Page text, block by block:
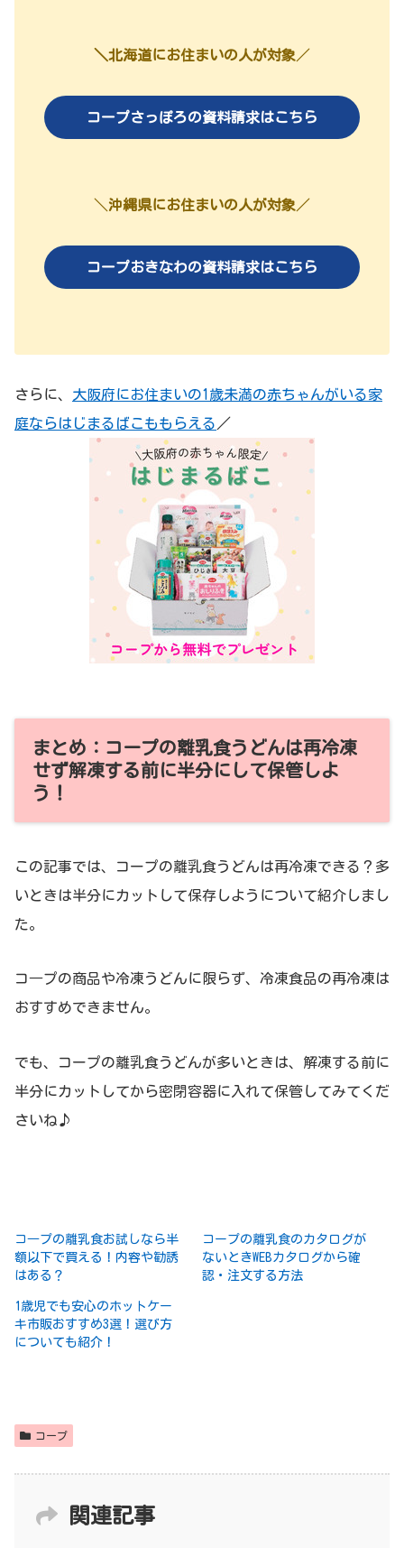
＼北海道にお住まいの人が対象 ／
コープさっぽろの資料請求はこちら
＼沖縄県にお住まいの人が対象／
コープおきなわの資料請求はこちら
さらに、 大阪府にお住まいの1歳未満の赤ちゃんがいる家
庭ならはじまるばこももらえる ／
まとめ：コープの離乳食うどんは再冷凍
せず解凍する前に半分にして保管しよ
う！
この記事では、コープの離乳食うどんは再冷凍できる？多
いときは半分にカットして保存しようについて紹介しまし
た。
コ―プの商品や冷凍うどんに限らず、冷凍食品の再冷凍は
おすすめできません。
でも、コープの離乳食うどんが多いときは、解凍する前に
半分にカットしてから密閉容器に入れて保管してみてくだ
さいね♪
コ―プの離乳食お試しなら半
額以下で買える！内容や勧誘
はある？
コープの離乳食のカタログが
ないときWEBカタログから確
認・注文する方法
1歳児でも安心のホットケー
キ市販おすすめ3選！選び方
についても紹介！
コープ
関連記事